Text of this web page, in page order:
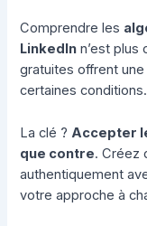
Comprendre les
LinkedIn n’est plus
gratuites offrent
certaines conditions.
La clé ? Accepter
que contre. Créez
authentiquement
votre approche à